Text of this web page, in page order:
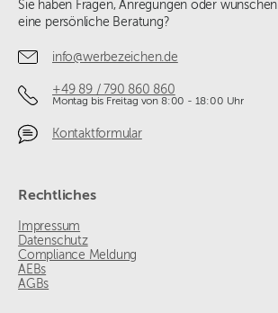
Sie haben Fragen, Anregungen oder wünschen
eine persönliche Beratung?
info@werbezeichen.de
+49 89 / 790 860 860
Montag bis Freitag von 8:00 - 18:00 Uhr
Kontaktformular
Rechtliches
Impressum
Datenschutz
Compliance Meldung
AEBs
AGBs